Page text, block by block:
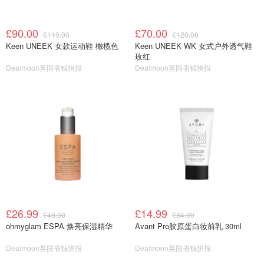
£90.00 £110.00
Keen UNEEK 女款运动鞋 橄榄色
Dealmoon英国省钱快报
£70.00 £120.00
Keen UNEEK WK 女式户外透气鞋
玫红
Dealmoon英国省钱快报
£26.99 £48.00
ohmyglam ESPA 焕亮保湿精华
Dealmoon英国省钱快报
£14.99 £84.00
Avant Pro胶原蛋白妆前乳 30ml
Dealmoon英国省钱快报